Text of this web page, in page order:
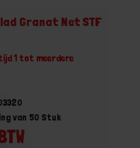
Granat Net STF
1 tot meerdere
van 50 Stuk